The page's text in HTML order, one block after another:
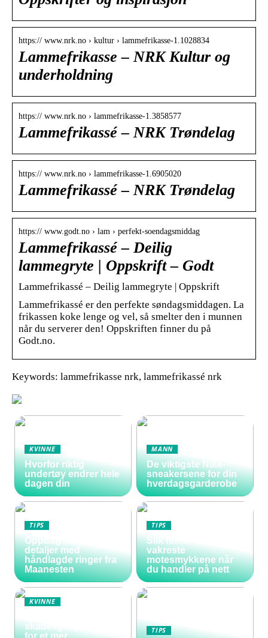
https:// www.nrk.no › kultur › lammefrikasse-1.1028834
Lammefrikasse – NRK Kultur og
underholdning
https:// www.nrk.no › lammefrikasse-1.3858577
Lammefrikassé – NRK Trøndelag
https:// www.nrk.no › lammefrikasse-1.6905020
Lammefrikassé – NRK Trøndelag
https:// www.godt.no › lam › perfekt-soendagsmiddag
Lammefrikassé – Deilig
lammegryte | Oppskrift – Godt
Lammefrikassé – Deilig lammegryte | Oppskrift
Lammefrikassé er den perfekte søndagsmiddagen. La
frikassen koke lenge og vel, så smelter den i munnen
når du serverer den! Oppskriften finner du på
Godt.no.
Keywords: lammefrikasse nrk, lammefrikassé nrk
KVINNE
Hvorfor riktig
undertøy endrer hele
dagen din
MANN
De viktigste Nike-
sneakersene for din
hverdagsgarderobe
TIPS
Oppdag magiske
detaljer med
håndlagde ringer fra
Maanesten
TIPS
Slik finner du de
vakreste
motesmykkene når
du handler på nett
KVINNE
skadelige kjemikalier
for et mer
TIPS